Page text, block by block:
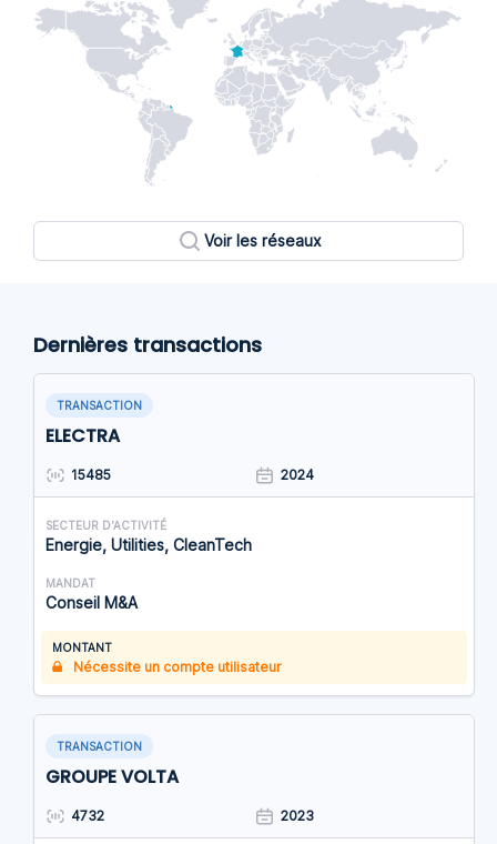
Voir les réseaux
Dernières transactions
TRANSACTION
ELECTRA
15485 2024
SECTEUR D'ACTIVITÉ
Energie, Utilities, CleanTech
MANDAT
Conseil M&A
MONTANT
Nécessite un compte utilisateur
TRANSACTION
GROUPE VOLTA
4732 2023